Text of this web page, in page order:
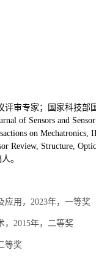
审专家；国家科技部
of Sensors and
on Mechatronics,
Review, Structure,
。
用， 2023年，一等奖
2015年，二等奖
等奖